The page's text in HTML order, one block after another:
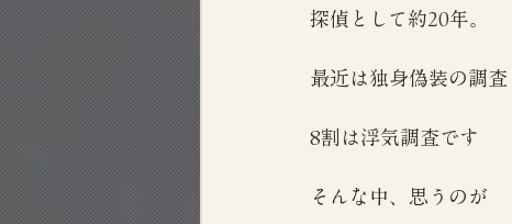
探偵として約20年。
最近は独身偽装の調
8割は浮気調査です
そんな中、思うのが